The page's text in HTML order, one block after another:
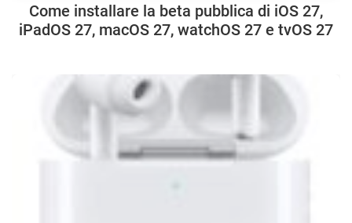
Come installare la beta pubblica di iOS 27,
iPadOS 27, macOS 27, watchOS 27 e tvOS 27